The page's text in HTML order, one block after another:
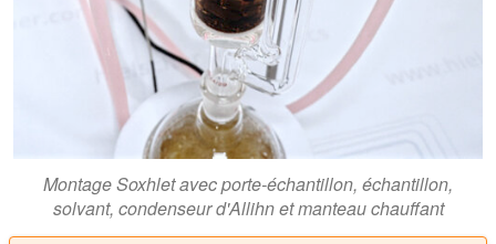
Montage Soxhlet avec porte-échantillon, échantillon,
solvant, condenseur d'Allihn et manteau chauffant